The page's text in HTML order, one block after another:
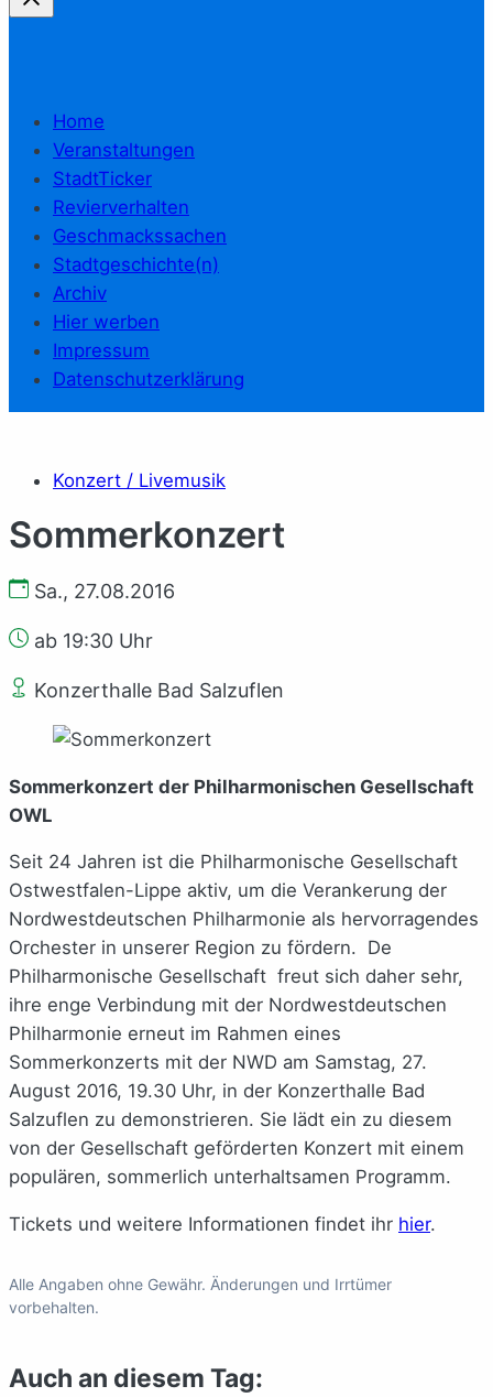
Home
Veranstaltungen
StadtTicker
Revierverhalten
Geschmackssachen
Stadtgeschichte(n)
Archiv
Hier werben
Impressum
Datenschutzerklärung
Konzert / Livemusik
Sommerkonzert
Sa., 27.08.2016
ab 19:30 Uhr
Konzerthalle Bad Salzuflen
Sommerkonzert der Philharmonischen Gesellschaft
OWL
Seit 24 Jahren ist die Philharmonische Gesellschaft
Ostwestfalen-Lippe aktiv, um die Verankerung der
Nordwestdeutschen Philharmonie als hervorragendes
Orchester in unserer Region zu fördern. De
Philharmonische Gesellschaft freut sich daher sehr,
ihre enge Verbindung mit der Nordwestdeutschen
Philharmonie erneut im Rahmen eines
Sommerkonzerts mit der NWD am Samstag, 27.
August 2016, 19.30 Uhr, in der Konzerthalle Bad
Salzuflen zu demonstrieren. Sie lädt ein zu diesem
von der Gesellschaft geförderten Konzert mit einem
populären, sommerlich unterhaltsamen Programm.
Tickets und weitere Informationen findet ihr hier.
Alle Angaben ohne Gewähr. Änderungen und Irrtümer
vorbehalten.
Auch an diesem Tag: